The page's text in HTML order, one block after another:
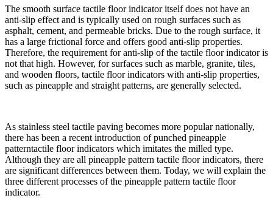
The smooth surface tactile floor indicator itself does not have an
anti-slip effect and is typically used on rough surfaces such as
asphalt, cement, and permeable bricks. Due to the rough surface, it
has a large frictional force and offers good anti-slip properties.
Therefore, the requirement for anti-slip of the tactile floor indicator is
not that high. However, for surfaces such as marble, granite, tiles,
and wooden floors, tactile floor indicators with anti-slip properties,
such as pineapple and straight patterns, are generally selected.
As stainless steel tactile paving becomes more popular nationally,
there has been a recent introduction of punched pineapple
patterntactile floor indicators which imitates the milled type.
Although they are all pineapple pattern tactile floor indicators, there
are significant differences between them. Today, we will explain the
three different processes of the pineapple pattern tactile floor
indicator.